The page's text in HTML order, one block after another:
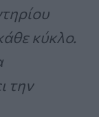
κύκλο.
την